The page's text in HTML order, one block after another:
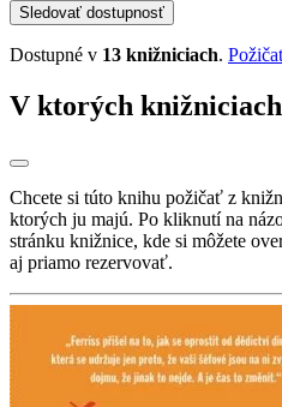
Sledovať dostupnosť
Dostupné v 13 knižniciach.
V ktorých
Chcete si túto knihu požičať z
ktorých ju majú. Po kliknutí na
stránku knižnice, kde si môžete
aj priamo rezervovať.